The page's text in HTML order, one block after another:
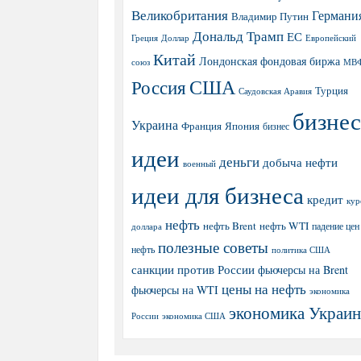
Великобритания Владимир Путин
Греция Доллар Дональд Трамп ЕС Европейский
союз Китай Лондонская фондовая биржа
РоссияСША Саудовская Аравия Турция
Украина Франция Япония бизнес бизнес
идеи военный деньги добыча нефти
идеи для бизнеса кредит
доллара нефть нефть Brent нефть WTI падение
нефть полезные советы политика США
санкции против России фьючерсы на Brent
фьючерсы на WTI цены на нефть экономика
России экономика США экономика